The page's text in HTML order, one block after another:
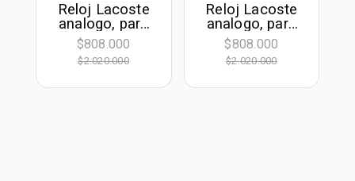
Reloj Lacoste
analogo, para
Hombre, tablero
redondo
colores negro y
$808.000
$2.020.000
Reloj Lacoste
analogo, para
Hombre, tablero
redondo
colores negro y
$808.000
$2.020.000